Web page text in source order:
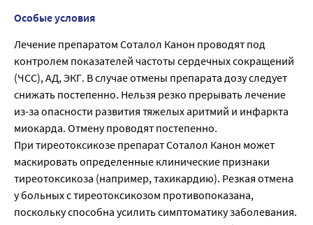
Особые условия
Лечение препаратом Соталол Канон проводят под
контролем показателей частоты сердечных сокращений
(ЧСС), АД, ЭКГ. В случае отмены препарата дозу следует
снижать постепенно. Нельзя резко прерывать лечение
из-за опасности развития тяжелых аритмий и инфаркта
миокарда. Отмену проводят постепенно.
При тиреотоксикозе препарат Соталол Канон может
маскировать определенные клинические признаки
тиреотоксикоза (например, тахикардию). Резкая отмена
у больных с тиреотоксикозом противопоказана,
поскольку способна усилить симптоматику заболевания.